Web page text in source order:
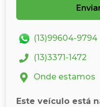
(13)99604-9794
(13)3371-1472
Onde estamos
Este veículo está